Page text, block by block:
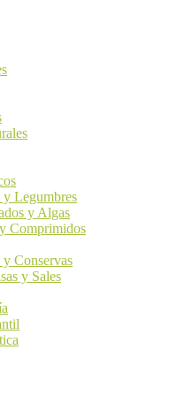
y Legumbres
y Algas
Comprimidos
y Conservas
y Sales